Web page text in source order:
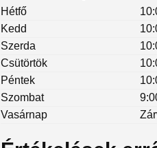
Hétfő
Kedd
Szerda
Csütörtök
Péntek
Szombat
Vasárnap